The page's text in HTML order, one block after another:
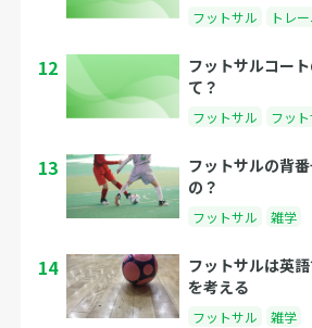
フットサル トレ
12
フットサルコー
て？
フットサル フッ
13
フットサルの背
の？
フットサル 雑学
14
フットサルは英
を考える
フットサル 雑学